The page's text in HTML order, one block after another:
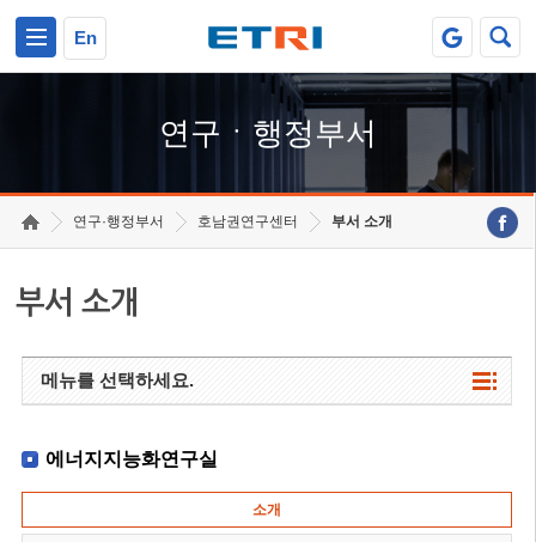
En
연구ㆍ행정부서
연구·행정부서 호남권연구센터 부서 소개
부서 소개
메뉴를 선택하세요.
에너지지능화연구실
소개